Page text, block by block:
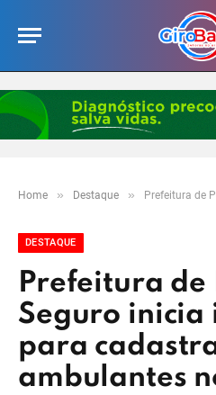
Home » Destaque » Prefeitura de Porto
DESTAQUE
Prefeitura de
Seguro inicia
para
ambulantes